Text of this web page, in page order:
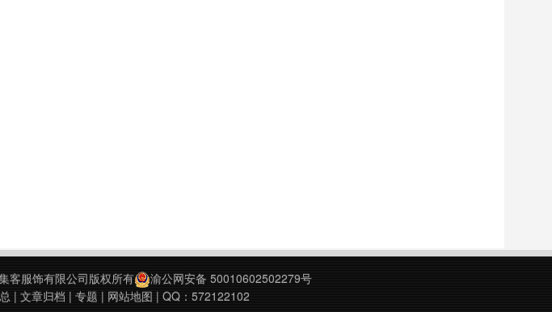
客服饰有限公司版权所有
渝公网安备 50010602502279号
| 文章归档 | 专题 | 网站地图 | QQ：572122102